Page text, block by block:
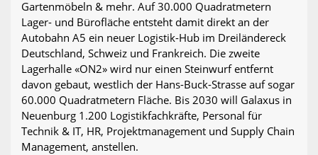
Gartenmöbeln & mehr. Auf 30.000 Quadratmetern
Lager- und Bürofläche entsteht damit direkt an der
Autobahn A5 ein neuer Logistik-Hub im Dreiländereck
Deutschland, Schweiz und Frankreich. Die zweite
Lagerhalle «ON2» wird nur einen Steinwurf entfernt
davon gebaut, westlich der Hans-Buck-Strasse auf sogar
60.000 Quadratmetern Fläche. Bis 2030 will Galaxus in
Neuenburg 1.200 Logistikfachkräfte, Personal für
Technik & IT, HR, Projektmanagement und Supply Chain
Management, anstellen.